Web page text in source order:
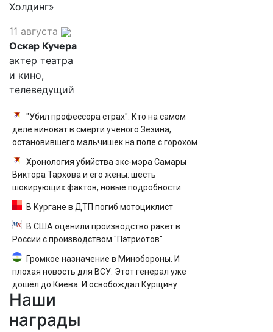
Холдинг»
11 августа
Оскар Кучера
актер театра
и кино,
телеведущий
"Убил профессора страх": Кто на самом
деле виноват в смерти ученого Зезина,
остановившего мальчишек на поле с горохом
Хронология убийства экс-мэра Самары
Виктора Тархова и его жены: шесть
шокирующих фактов, новые подробности
В Кургане в ДТП погиб мотоциклист
В США оценили производство ракет в
России с производством "Пэтриотов"
Громкое назначение в Минобороны. И
плохая новость для ВСУ: Этот генерал уже
дошёл до Киева. И освобождал Курщину
Наши
награды